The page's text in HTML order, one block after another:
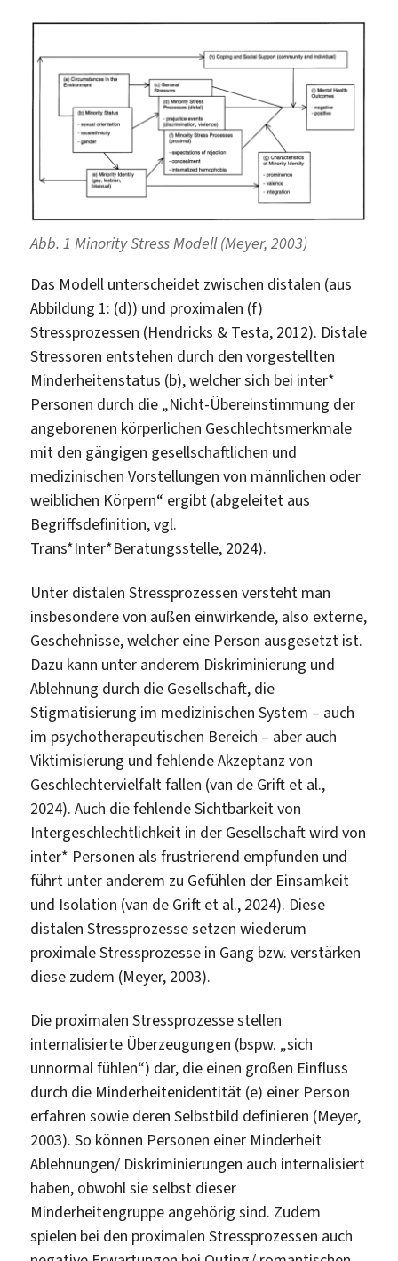
Abb. 1 Minority Stress Modell (Meyer, 2003)
Das Modell unterscheidet zwischen distalen (aus
Abbildung 1: (d)) und proximalen (f)
Stressprozessen (Hendricks & Testa, 2012). Distale
Stressoren entstehen durch den vorgestellten
Minderheitenstatus (b), welcher sich bei inter*
Personen durch die „Nicht-Übereinstimmung der
angeborenen körperlichen Geschlechtsmerkmale
mit den gängigen gesellschaftlichen und
medizinischen Vorstellungen von männlichen oder
weiblichen Körpern“ ergibt (abgeleitet aus
Begriffsdefinition, vgl.
Trans*Inter*Beratungsstelle, 2024).
Unter distalen Stressprozessen versteht man
insbesondere von außen einwirkende, also externe,
Geschehnisse, welcher eine Person ausgesetzt ist.
Dazu kann unter anderem Diskriminierung und
Ablehnung durch die Gesellschaft, die
Stigmatisierung im medizinischen System – auch
im psychotherapeutischen Bereich – aber auch
Viktimisierung und fehlende Akzeptanz von
Geschlechtervielfalt fallen (van de Grift et al.,
2024). Auch die fehlende Sichtbarkeit von
Intergeschlechtlichkeit in der Gesellschaft wird von
inter* Personen als frustrierend empfunden und
führt unter anderem zu Gefühlen der Einsamkeit
und Isolation (van de Grift et al., 2024). Diese
distalen Stressprozesse setzen wiederum
proximale Stressprozesse in Gang bzw. verstärken
diese zudem (Meyer, 2003).
Die proximalen Stressprozesse stellen
internalisierte Überzeugungen (bspw. „sich
unnormal fühlen“) dar, die einen großen Einfluss
durch die Minderheitenidentität (e) einer Person
erfahren sowie deren Selbstbild definieren (Meyer,
2003). So können Personen einer Minderheit
Ablehnungen/ Diskriminierungen auch internalisiert
haben, obwohl sie selbst dieser
Minderheitengruppe angehörig sind. Zudem
spielen bei den proximalen Stressprozessen auch